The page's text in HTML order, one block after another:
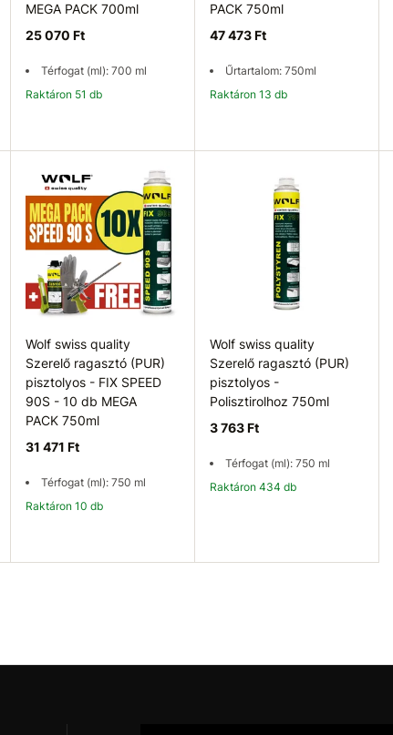
MEGA PACK 700ml
25 070 Ft
Térfogat (ml): 700 ml
Raktáron 51 db
Kosárba
PACK 750ml
47 473 Ft
Űrtartalom: 750ml
Raktáron 13 db
Wolf swiss quality
Szerelő ragasztó (PUR)
pisztolyos - FIX SPEED
90S - 10 db MEGA
PACK 750ml
31 471 Ft
Térfogat (ml): 750 ml
Raktáron 10 db
Wolf swiss quality
Szerelő ragasztó (PUR)
pisztolyos -
Polisztirolhoz 750ml
3 763 Ft
Térfogat (ml): 750 ml
Raktáron 434 db